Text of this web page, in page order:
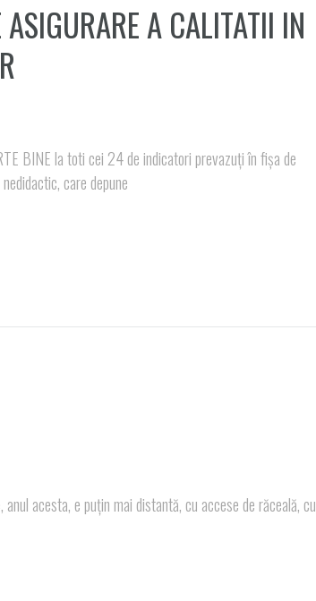
A CALITATII IN
BINE la toti cei 24 de indicatori prevazuți în fișa de
care depune
acesta, e puțin mai distantă, cu accese de răceală, cu